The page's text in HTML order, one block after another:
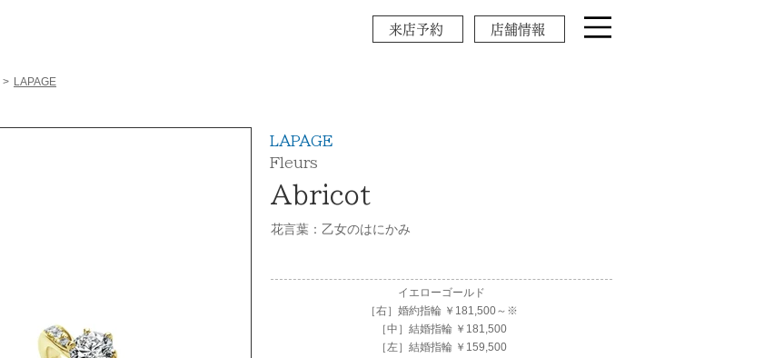
来店予約 店舗情報
> LAPAGE
LAPAGE
Fleurs
Abricot
花言葉：乙女のはにかみ
イエローゴールド
［右］婚約指輪 ￥181,500～※
［中］結婚指輪 ￥181,500
［左］結婚指輪 ￥159,500